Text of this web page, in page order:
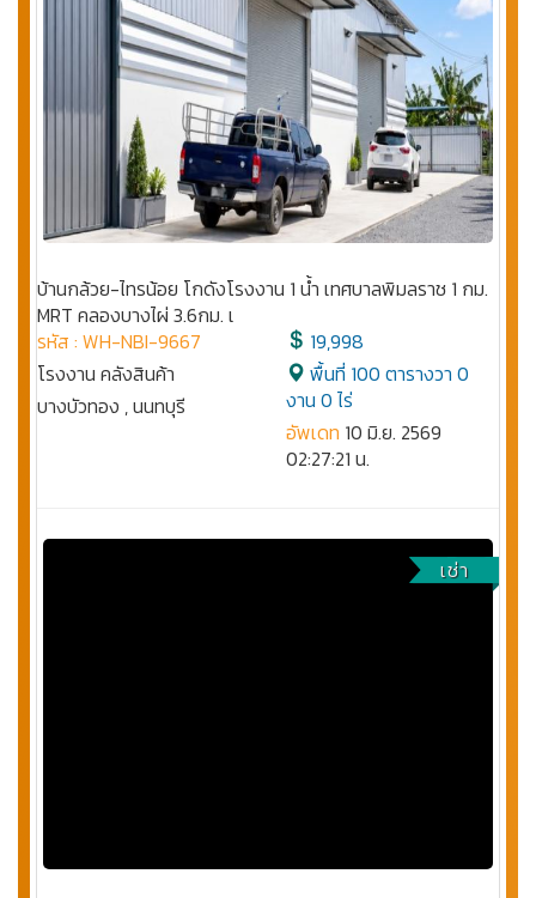
บ้านกล้วย-ไทรน้อย โกดังโรงงาน 1 น้ำ เทศบาลพิมลราช 1 กม.
MRT คลองบางไผ่ 3.6กม. เ
รหัส : WH-NBI-9667
โรงงาน คลังสินค้า
บางบัวทอง , นนทบุรี
19,998
พื้นที่ 100 ตารางวา 0
งาน 0 ไร่
อัพเดท 10 มิ.ย. 2569
02:27:21 น.
เช่า